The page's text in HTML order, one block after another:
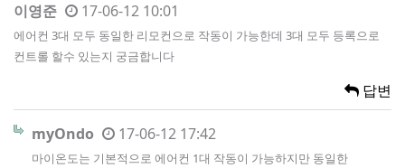
이영준 17-06-12 10:01
에어컨 3대 모두 동일한 리모컨으로 작동이 가능한데 3대 모두 등록으로
컨트롤 할수 있는지 궁금합니다
답변
myOndo 17-06-12 17:42
마이온도는 기본적으로 에어컨 1대 작동이 가능하지만 동일한